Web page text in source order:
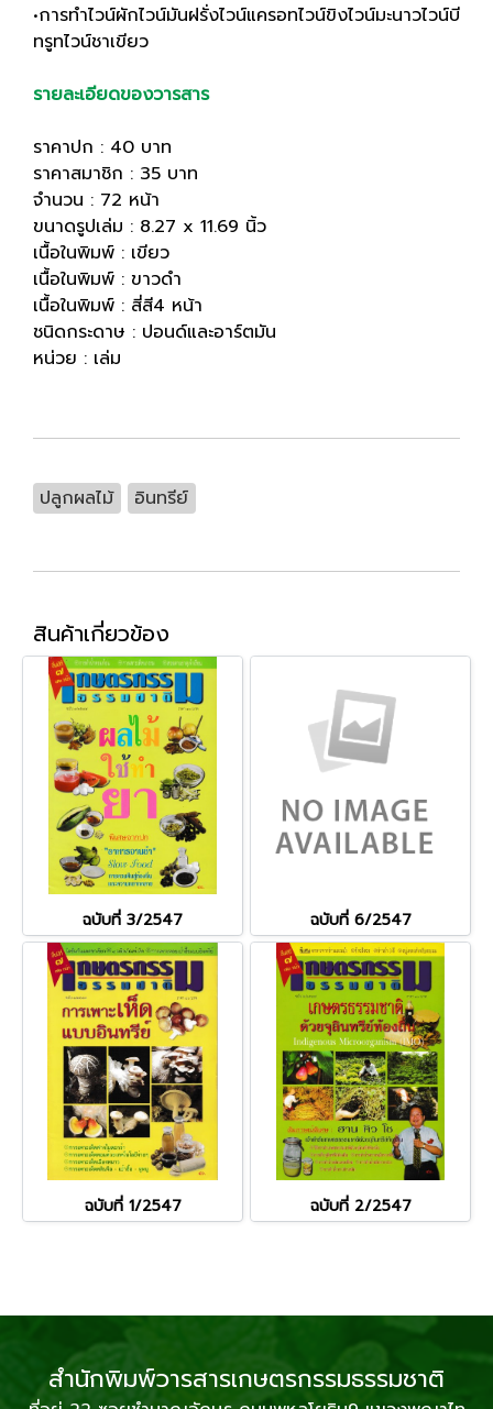
•การทำไวน์ผักไวน์มันฝรั่งไวน์แครอทไวน์ขิงไวน์มะนาวไวน์บี
ทรูทไวน์ชาเขียว
รายละเอียดของวารสาร
ราคาปก : 40 บาท
ราคาสมาชิก : 35 บาท
จำนวน : 72 หน้า
ขนาดรูปเล่ม : 8.27 x 11.69 นิ้ว
เนื้อในพิมพ์ : เขียว
เนื้อในพิมพ์ : ขาวดำ
เนื้อในพิมพ์ : สี่สี4 หน้า
ชนิดกระดาษ : ปอนด์และอาร์ตมัน
หน่วย : เล่ม
ปลูกผลไม้ อินทรีย์
สินค้าเกี่ยวข้อง
ฉบับที่ 3/2547 ฉบับที่ 6/2547
ฉบับที่ 1/2547 ฉบับที่ 2/2547
สำนักพิมพ์วารสารเกษตรกรรมธรรมชาติ